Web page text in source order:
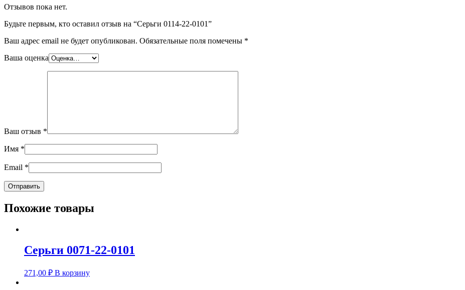
Отзывов пока нет.
Будьте первым, кто оставил отзыв на “Серьги 0114-22-0101”
Ваш адрес email не будет опубликован. Обязательные поля помечены *
Ваша оценка
Ваш отзыв *
Имя *
Email *
Похожие товары
Серьги 0071-22-0101
271,00 ₽ В корзину